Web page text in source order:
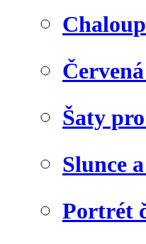
Šaty
Slunce
Portrét